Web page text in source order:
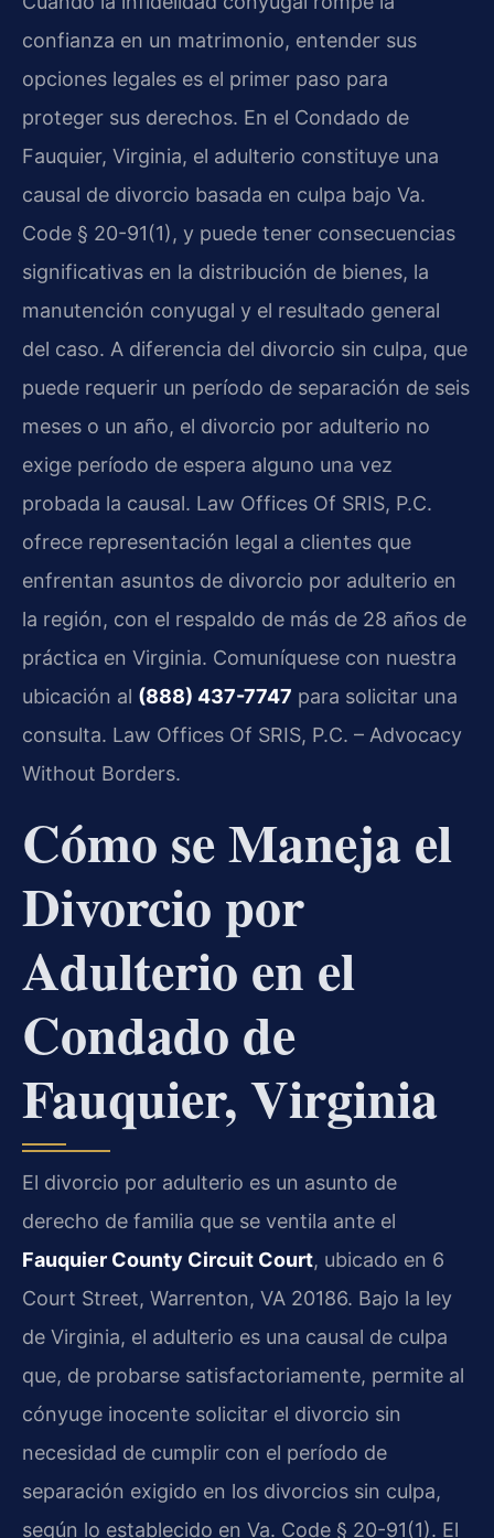
confianza en un matrimonio, entender sus
opciones legales es el primer paso para
proteger sus derechos. En el Condado de
Fauquier, Virginia, el adulterio constituye una
causal de divorcio basada en culpa bajo Va.
Code § 20-91(1), y puede tener consecuencias
significativas en la distribución de bienes, la
manutención conyugal y el resultado general
del caso. A diferencia del divorcio sin culpa, que
puede requerir un período de separación de seis
meses o un año, el divorcio por adulterio no
exige período de espera alguno una vez
probada la causal. Law Offices Of SRIS, P.C.
ofrece representación legal a clientes que
enfrentan asuntos de divorcio por adulterio en
la región, con el respaldo de más de 28 años de
práctica en Virginia. Comuníquese con nuestra
ubicación al (888) 437-7747 para solicitar una
consulta. Law Offices Of SRIS, P.C. – Advocacy
Without Borders.
Cómo se Maneja el
Divorcio por
Adulterio en el
Condado de
Fauquier, Virginia
El divorcio por adulterio es un asunto de
derecho de familia que se ventila ante el
Fauquier County Circuit Court, ubicado en 6
Court Street, Warrenton, VA 20186. Bajo la ley
de Virginia, el adulterio es una causal de culpa
que, de probarse satisfactoriamente, permite al
cónyuge inocente solicitar el divorcio sin
necesidad de cumplir con el período de
separación exigido en los divorcios sin culpa,
según lo establecido en Va. Code § 20-91(1). El